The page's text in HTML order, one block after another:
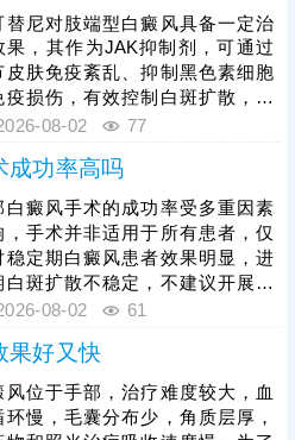
疗效、缩短治疗周期，临床多建
用综合性治疗方案，搭配中医定
药物渗透等辅助疗法，疏通局部
、加速末梢血液循环，促进药物
吸收，为黑色素生成提供良好条
治疗过程中需长期坚持，不可随
断疗程，否
替尼对肢端型白癜风具备一定治
果，其作为JAK抑制剂，可通过
皮肤免疫紊乱、抑制黑色素细胞
疫损伤，有效控制白斑扩散，辅
肤复色，但肢端部位毛囊稀少、
单独使用芦可替尼的治疗效果较
限，临床研究证实，采用芦可替
合308nm准分子光疗等方式进行
性治疗，可大幅提升肢端白斑复
率，疗效远优于单一用药。肢端
癜风恢复周期较长，患者需坚持
程治疗，不可随意中断、停药，
导致病情反
08-02 77
成功率高吗
白癜风手术的成功率受多重因素
，手术并非适用于所有患者，仅
稳定期白癜风患者效果明显，进
白斑扩散不稳定，不建议开展手
准确适配病情是保障手术成功的
，我院医师临床经验丰富，手术
娴熟精细，严格执行无菌操作标
大幅提升手术成功率。同时，术
学护理必不可少，做好创面防
08-02 61
果好又快
风位于手部，治疗难度较大，血
环慢，毛囊分布少，角质层厚，